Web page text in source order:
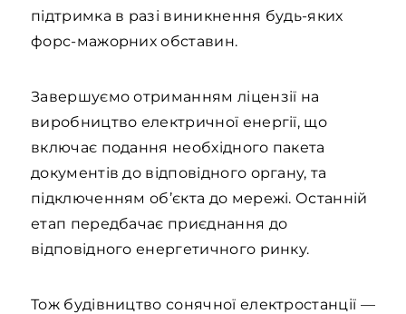
підтримка в разі виникнення будь-яких
форс-мажорних обставин.
Завершуємо отриманням ліцензії на
виробництво електричної енергії, що
включає подання необхідного пакета
документів до відповідного органу, та
підключенням об’єкта до мережі. Останній
етап передбачає приєднання до
відповідного енергетичного ринку.
Тож будівництво сонячної електростанції —